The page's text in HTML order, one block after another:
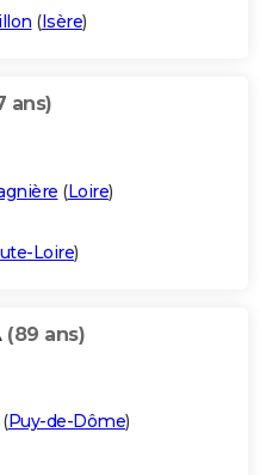
(Isère)
ans)
(Loire)
Loire)
(89 ans)
(Puy-de-Dôme)